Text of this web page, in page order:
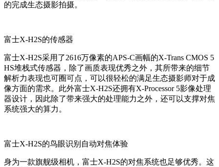
的完成生态摄影拍摄。
富士X-H2S的传感器
富士X-H2S采用了2616万像素的APS-C画幅的X-Trans CMOS 5
HS堆栈式传感器，除了画质表现优秀之外，其所带来的细节
解析力表现也可圈可点，可以很轻松的满足生态摄影师对于成
像方面的需求。此外富士X-H2S还拥有X-Processor 5影像处理
器设计，因此除了带来强大的处理能力之外，还可以支撑对焦
系统强大的算力。
富士X-H2S的鸟眼识别自动对焦体验
身为一款旗舰级相机，富士X-H2S的对焦系统也足够优秀。这